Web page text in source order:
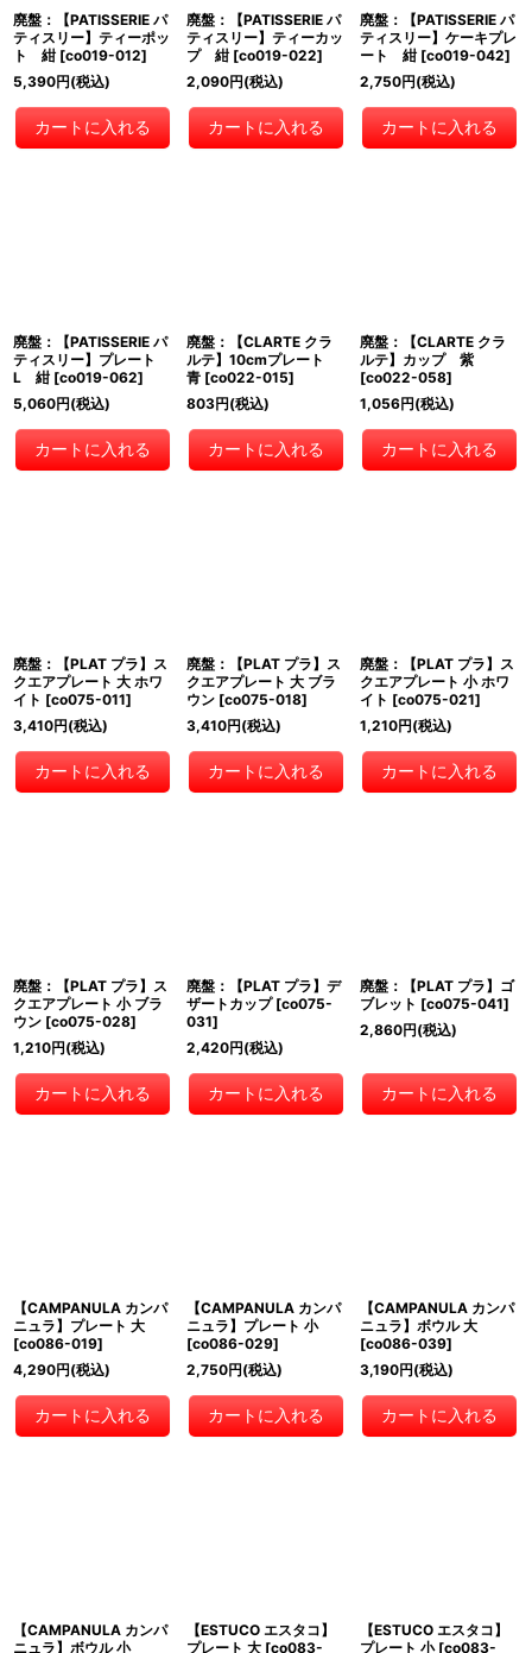
廃盤：【PATISSERIE パ
ティスリー】ティーポッ
ト 紺 [co019-012]
5,390円(税込)
カートに入れる
廃盤：【PATISSERIE パ
ティスリー】ティーカッ
プ 紺 [co019-022]
2,090円(税込)
カートに入れる
廃盤：【PATISSERIE パ
ティスリー】ケーキプレ
ート 紺 [co019-042]
2,750円(税込)
カートに入れる
廃盤：【PATISSERIE パ
ティスリー】プレート
L 紺 [co019-062]
5,060円(税込)
カートに入れる
廃盤：【CLARTE クラ
ルテ】10cmプレート
青 [co022-015]
803円(税込)
カートに入れる
廃盤：【CLARTE クラ
ルテ】カップ 紫
[co022-058]
1,056円(税込)
カートに入れる
廃盤：【PLAT プラ】ス
クエアプレート 大 ホワ
イト [co075-011]
3,410円(税込)
カートに入れる
廃盤：【PLAT プラ】ス
クエアプレート 大 ブラ
ウン [co075-018]
3,410円(税込)
カートに入れる
廃盤：【PLAT プラ】ス
クエアプレート 小 ホワ
イト [co075-021]
1,210円(税込)
カートに入れる
廃盤：【PLAT プラ】ス
クエアプレート 小 ブラ
ウン [co075-028]
1,210円(税込)
カートに入れる
廃盤：【PLAT プラ】デ
ザートカップ [co075-
031]
2,420円(税込)
カートに入れる
廃盤：【PLAT プラ】ゴ
ブレット [co075-041]
2,860円(税込)
カートに入れる
【CAMPANULA カンパ
ニュラ】プレート 大
[co086-019]
4,290円(税込)
カートに入れる
【CAMPANULA カンパ
ニュラ】プレート 小
[co086-029]
2,750円(税込)
カートに入れる
【CAMPANULA カンパ
ニュラ】ボウル 大
[co086-039]
3,190円(税込)
カートに入れる
【CAMPANULA カンパ
ニュラ】ボウル 小
【ESTUCO エスタコ】
プレート 大 [co083-
【ESTUCO エスタコ】
プレート 小 [co083-